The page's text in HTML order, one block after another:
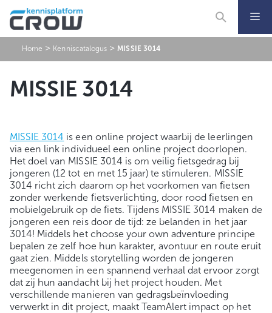
naar
de
Home > Kenniscatalogus > MISSIE 3014
MISSIE 3014
MISSIE 3014 is een online project waarbij de leerlingen
via een link individueel een online project doorlopen.
Het doel van MISSIE 3014 is om veilig fietsgedrag bij
jongeren (12 tot en met 15 jaar) te stimuleren. MISSIE
3014 richt zich daarom op het voorkomen van fietsen
zonder werkende fietsverlichting, door rood fietsen en
mobielgebruik op de fiets. Tijdens MISSIE 3014 maken de
jongeren een reis door de tijd: ze belanden in het jaar
3014! Middels het choose your own adventure principe
bepalen ze zelf hoe hun karakter, avontuur en route eruit
gaat zien. Middels storytelling worden de jongeren
meegenomen in een spannend verhaal dat ervoor zorgt
dat zij hun aandacht bij het project houden. Met
verschillende manieren van gedragsbeïnvloeding
verwerkt in dit project, maakt TeamAlert impact op het